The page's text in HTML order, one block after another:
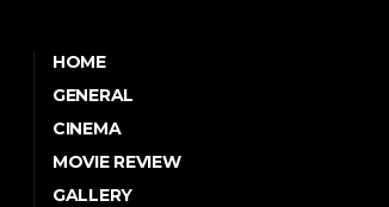
HOME
GENERAL
CINEMA
MOVIE REVIEW
GALLERY